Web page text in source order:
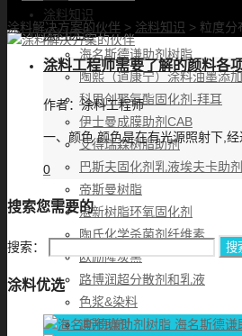
涂料知识
涂料优选
海名斯德谦助剂树脂
陶熙（道康宁）涂料油墨添
科思创聚氨酯固化剂-拜耳
伊士曼成膜助剂CAB
艾得瑞森树脂助剂
巴斯夫固化剂乳液埃夫卡助剂
帝斯曼树脂
湛新树脂环氧固化剂
陶氏化学杀菌剂纤维素
欧励隆炭黑
路博润超分散剂和乳液
色浆&染料
迪邦助剂
涂料解决方案的伙伴 > 涂料知识 > 粒度分
涂料工程师需要了解的颜料各
作者：涂料工程师
一、颜色 颜色是在有光源照射下,
0
搜索您需要的
搜索：
涂料优选
海名斯德谦